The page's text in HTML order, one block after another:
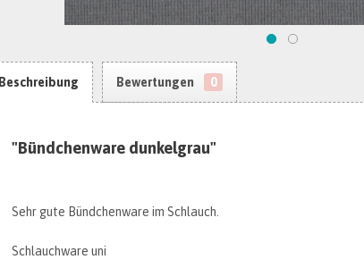
Beschreibung Bewertungen 0
"Bündchenware dunkelgrau"
Sehr gute Bündchenware im Schlauch.
Schlauchware uni